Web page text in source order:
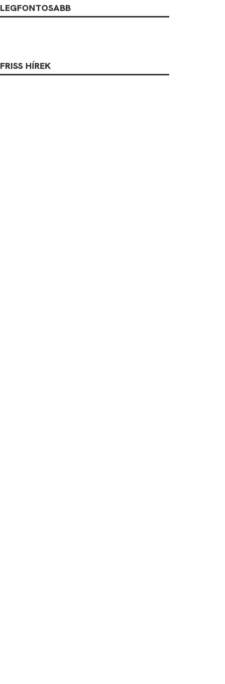
LEGFONTOSABB
FRISS HÍREK